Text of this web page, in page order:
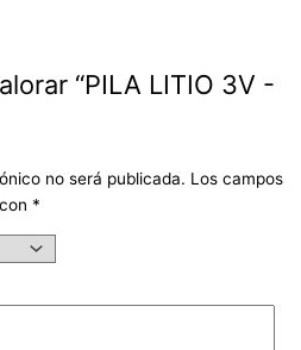
“PILA LITIO 3V -
no será publicada. Los campos
*